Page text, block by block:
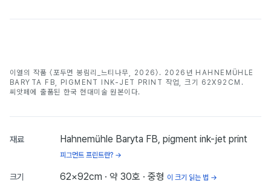
이열
이열의 작품 〈포두면 봉림리_느티나무, 2026〉. 2026년 HAHNEMÜHLE
BARYTA FB, PIGMENT INK-JET PRINT 작업, 크기 62X92CM.
씨앗페에 출품된 한국 현대미술 원본이다.
재료 Hahnemühle Baryta FB, pigment ink-jet print
피그먼트 프린트란? →
크기 62×92cm · 약 30호 · 중형 이 크기 읽는 법 →